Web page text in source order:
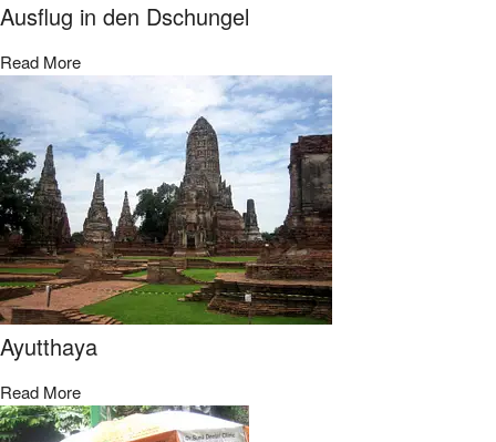
Ausflug in den Dschungel
Read More
Ayutthaya
Read More